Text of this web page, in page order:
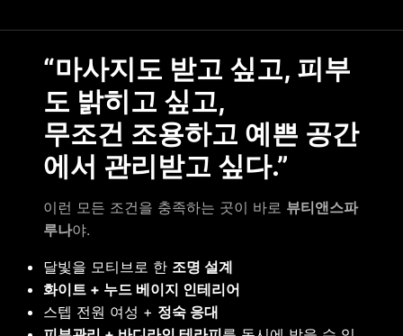
“마사지도 받고 싶고, 피부
도 밝히고 싶고,
무조건 조용하고 예쁜 공간
에서 관리받고 싶다.”
이런 모든 조건을 충족하는 곳이 바로 뷰티앤스파
루나야.
달빛을 모티브로 한 조명 설계
화이트 + 누드 베이지 인테리어
스텝 전원 여성 + 정숙 응대